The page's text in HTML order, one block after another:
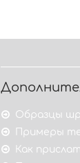
Образцы
Примеры
Как